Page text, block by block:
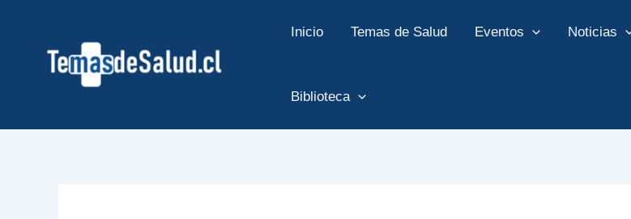
contenido
Inicio Temas de Salud Eventos Noticias
Biblioteca